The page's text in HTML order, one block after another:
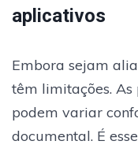
aplicativos
Embora sejam
têm limitações. As
podem variar
documental. É